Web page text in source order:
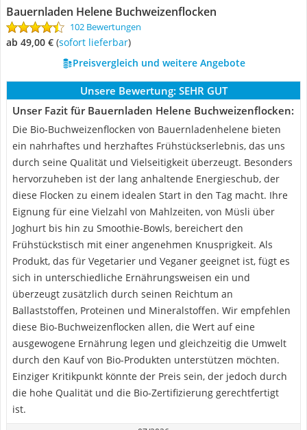
Bauernladen Helene Buchweizenflocken
102 Bewertungen
ab 49,00 € ( Sofort lieferbar)
Preisvergleich und weitere Angebote
Unsere Bewertung: SEHR GUT
Unser Fazit für Bauernladen Helene Buchweizenflocken:
Die Bio-Buchweizenflocken von Bauernladenhelene bieten
ein nahrhaftes und herzhaftes Frühstückserlebnis, das uns
durch seine Qualität und Vielseitigkeit überzeugt. Besonders
hervorzuheben ist der lang anhaltende Energieschub, der
diese Flocken zu einem idealen Start in den Tag macht. Ihre
Eignung für eine Vielzahl von Mahlzeiten, von Müsli über
Joghurt bis hin zu Smoothie-Bowls, bereichert den
Frühstückstisch mit einer angenehmen Knusprigkeit. Als
Produkt, das für Vegetarier und Veganer geeignet ist, fügt es
sich in unterschiedliche Ernährungsweisen ein und
überzeugt zusätzlich durch seinen Reichtum an
Ballaststoffen, Proteinen und Mineralstoffen. Wir empfehlen
diese Bio-Buchweizenflocken allen, die Wert auf eine
ausgewogene Ernährung legen und gleichzeitig die Umwelt
durch den Kauf von Bio-Produkten unterstützen möchten.
Einziger Kritikpunkt könnte der Preis sein, der jedoch durch
die hohe Qualität und die Bio-Zertifizierung gerechtfertigt
ist.